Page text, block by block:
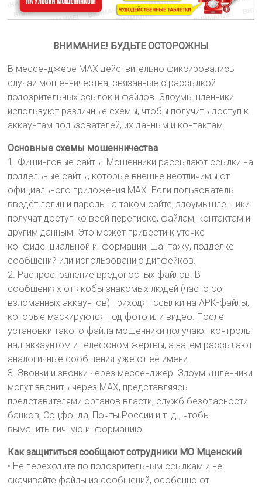
ВНИМАНИЕ! БУДЬТЕ ОСТОРОЖНЫ
В мессенджере MAX действительно фиксировались
случаи мошенничества, связанные с рассылкой
подозрительных ссылок и файлов. Злоумышленники
используют различные схемы, чтобы получить доступ к
аккаунтам пользователей, их данным и контактам.
Основные схемы мошенничества
1. Фишинговые сайты. Мошенники рассылают ссылки на
поддельные сайты, которые внешне неотличимы от
официального приложения MAX. Если пользователь
введёт логин и пароль на таком сайте, злоумышленники
получат доступ ко всей переписке, файлам, контактам и
другим данным. Это может привести к утечке
конфиденциальной информации, шантажу, подделке
сообщений или использованию дипфейков.
2. Распространение вредоносных файлов. В
сообщениях от якобы знакомых людей (часто со
взломанных аккаунтов) приходят ссылки на APK-файлы,
которые маскируются под фото или видео. После
установки такого файла мошенники получают контроль
над аккаунтом и телефоном жертвы, а затем рассылают
аналогичные сообщения уже от её имени.
3. Звонки и звонки через мессенджер. Злоумышленники
могут звонить через MAX, представляясь
представителями органов власти, служб безопасности
банков, Соцфонда, Почты России и т. д., чтобы
выманить личную информацию.
Как защититься сообщают сотрудники МО Мценский
• Не переходите по подозрительным ссылкам и не
скачивайте файлы из сообщений, особенно от